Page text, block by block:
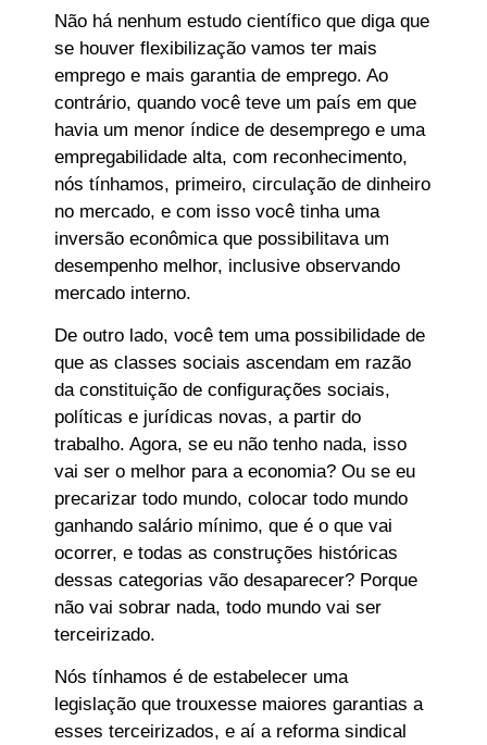
Não há nenhum estudo científico que diga que
se houver flexibilização vamos ter mais
emprego e mais garantia de emprego. Ao
contrário, quando você teve um país em que
havia um menor índice de desemprego e uma
empregabilidade alta, com reconhecimento,
nós tínhamos, primeiro, circulação de dinheiro
no mercado, e com isso você tinha uma
inversão econômica que possibilitava um
desempenho melhor, inclusive observando
mercado interno.
De outro lado, você tem uma possibilidade de
que as classes sociais ascendam em razão
da constituição de configurações sociais,
políticas e jurídicas novas, a partir do
trabalho. Agora, se eu não tenho nada, isso
vai ser o melhor para a economia? Ou se eu
precarizar todo mundo, colocar todo mundo
ganhando salário mínimo, que é o que vai
ocorrer, e todas as construções históricas
dessas categorias vão desaparecer? Porque
não vai sobrar nada, todo mundo vai ser
terceirizado.
Nós tínhamos é de estabelecer uma
legislação que trouxesse maiores garantias a
esses terceirizados, e aí a reforma sindical